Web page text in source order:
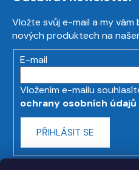
Vložte svůj e-mail a my
nových produktech na
E-mail
Vložením e-mailu
ochrany osobních údajů
PŘIHLÁSIT SE